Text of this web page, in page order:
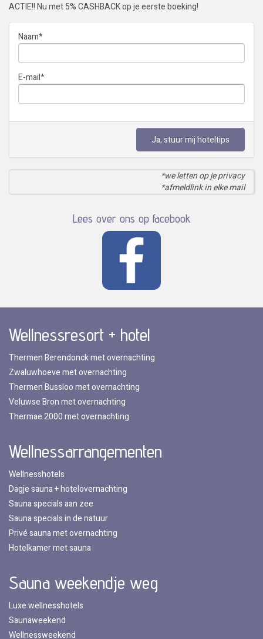
ACTIE!! Nu met 5% CASHBACK op je eerste boeking!
Naam*
E-mail*
Ja, stuur mij hoteltips
*we letten op je privacy
*afmeldlink in elke mail
Lees over ons op facebook
Wellnessresort + hotel
Thermen Berendonck met overnachting
Zwaluwhoeve met overnachting
Thermen Bussloo met overnachting
Veluwse Bron met overnachting
Thermae 2000 met overnachting
Wellnessarrangementen
Wellnesshotels
Dagje sauna + hotelovernachting
Sauna specials aan zee
Sauna specials in de natuur
Privé sauna met overnachting
Hotelkamer met sauna
Sauna weekendje weg
Luxe wellnesshotels
Saunaweekend
Wellnessweekend